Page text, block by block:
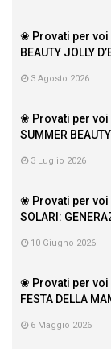
❀ Provati per voi
BEAUTY JOLLY
3 Agosto 2026
❀ Provati per
SUMMER
3 Luglio 2026
❀ Provati per voi
SOLARI:
10 Giugno 2026
❀ Provati per
FESTA DELLA
6 Maggio 2026